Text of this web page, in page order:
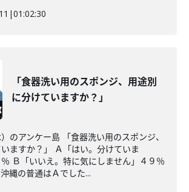
|01:02:30
「食器洗い用のスポンジ、用途別
に分けていますか？」
のアンケー島 「食器洗い用のスポンジ、
ますか？」 Ａ「はい。分けていま
「いいえ。特に気にしません」４９％
縄の普通はＡでした...